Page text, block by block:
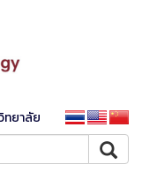
ทยาลัย